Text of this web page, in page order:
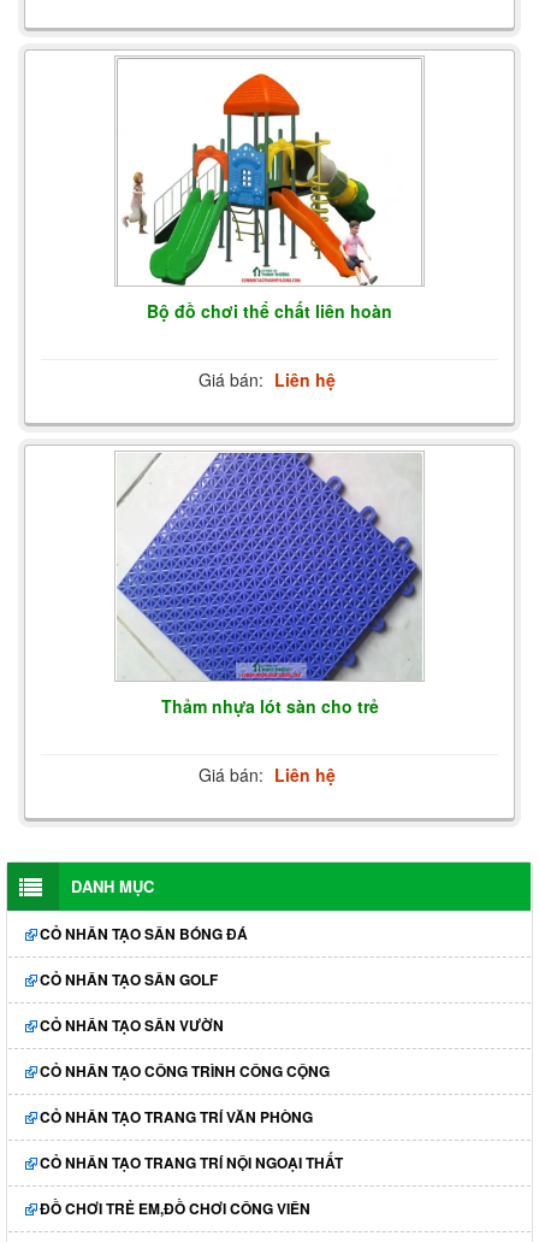
Bộ đồ chơi thể chất liên hoàn
Giá bán: Liên hệ
Thảm nhựa lót sàn cho trẻ
Giá bán: Liên hệ
DANH MỤC
CỎ NHÂN TẠO SÂN BÓNG ĐÁ
CỎ NHÂN TẠO SÂN GOLF
CỎ NHÂN TẠO SÂN VƯỜN
CỎ NHÂN TẠO CÔNG TRÌNH CÔNG CỘNG
CỎ NHÂN TẠO TRANG TRÍ VĂN PHÒNG
CỎ NHÂN TẠO TRANG TRÍ NỘI NGOẠI THẤT
ĐỒ CHƠI TRẺ EM,ĐỒ CHƠI CÔNG VIÊN